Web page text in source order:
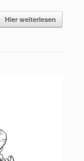
Hier weiterlesen